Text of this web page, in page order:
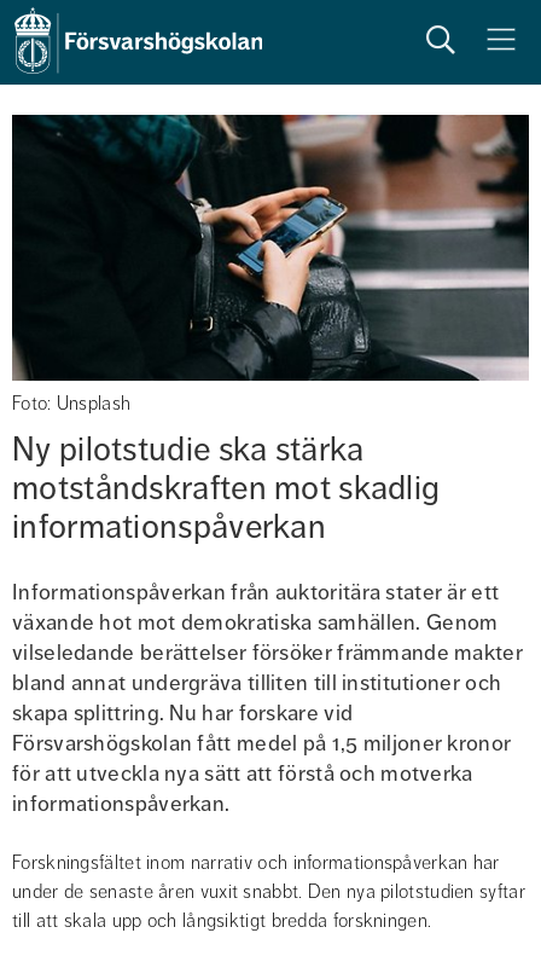
Sök Meny
Foto: Unsplash
Ny pilotstudie ska stärka
motståndskraften mot skadlig
informationspåverkan
Informationspåverkan från auktoritära stater är ett
växande hot mot demokratiska samhällen. Genom
vilseledande berättelser försöker främmande makter
bland annat undergräva tilliten till institutioner och
skapa splittring. Nu har forskare vid
Försvarshögskolan fått medel på 1,5 miljoner kronor
för att utveckla nya sätt att förstå och motverka
informationspåverkan.
Forskningsfältet inom narrativ och informationspåverkan har
under de senaste åren vuxit snabbt. Den nya pilotstudien syftar
till att skala upp och långsiktigt bredda forskningen.